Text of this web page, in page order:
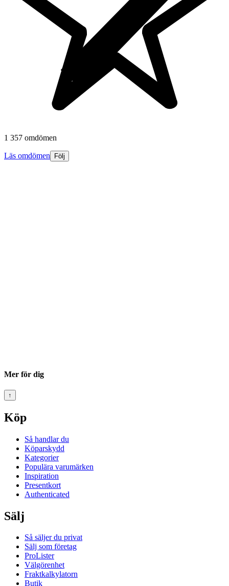
1 357 omdömen
Läs omdömen Följ
Mer för dig
↑
Köp
Så handlar du
Köparskydd
Kategorier
Populära varumärken
Inspiration
Presentkort
Authenticated
Sälj
Så säljer du privat
Sälj som företag
ProLister
Välgörenhet
Fraktkalkylatorn
Butik